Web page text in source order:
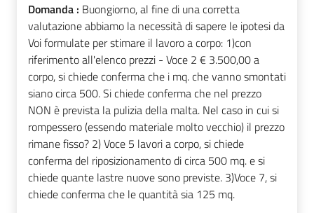
Domanda : Buongiorno, al fine di una corretta
valutazione abbiamo la necessità di sapere le ipotesi da
Voi formulate per stimare il lavoro a corpo: 1)con
riferimento all'elenco prezzi - Voce 2 € 3.500,00 a
corpo, si chiede conferma che i mq. che vanno smontati
siano circa 500. Si chiede conferma che nel prezzo
NON è prevista la pulizia della malta. Nel caso in cui si
rompessero (essendo materiale molto vecchio) il prezzo
rimane fisso? 2) Voce 5 lavori a corpo, si chiede
conferma del riposizionamento di circa 500 mq. e si
chiede quante lastre nuove sono previste. 3)Voce 7, si
chiede conferma che le quantità sia 125 mq.